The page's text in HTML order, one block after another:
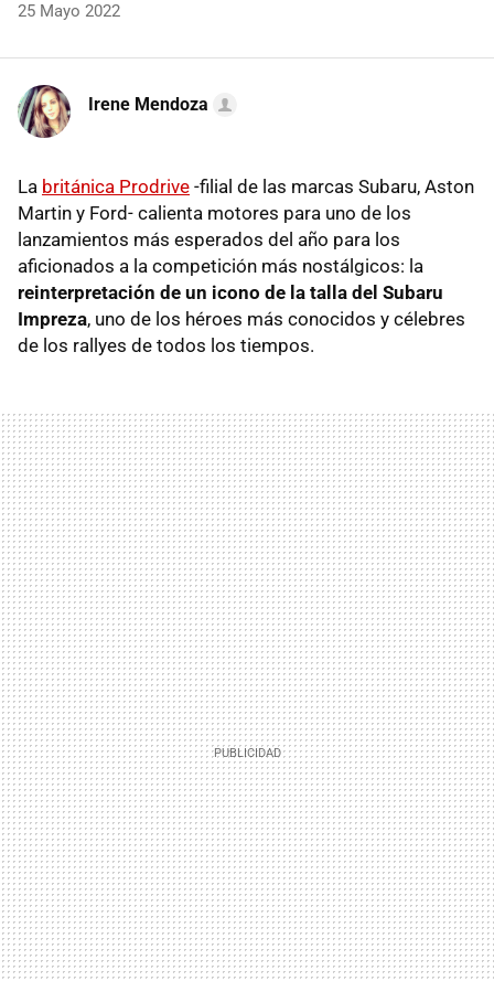
25 Mayo 2022
Irene Mendoza
La británica Prodrive -filial de las marcas Subaru, Aston
Martin y Ford- calienta motores para uno de los
lanzamientos más esperados del año para los
aficionados a la competición más nostálgicos: la
reinterpretación de un icono de la talla del Subaru
Impreza, uno de los héroes más conocidos y célebres
de los rallyes de todos los tiempos.